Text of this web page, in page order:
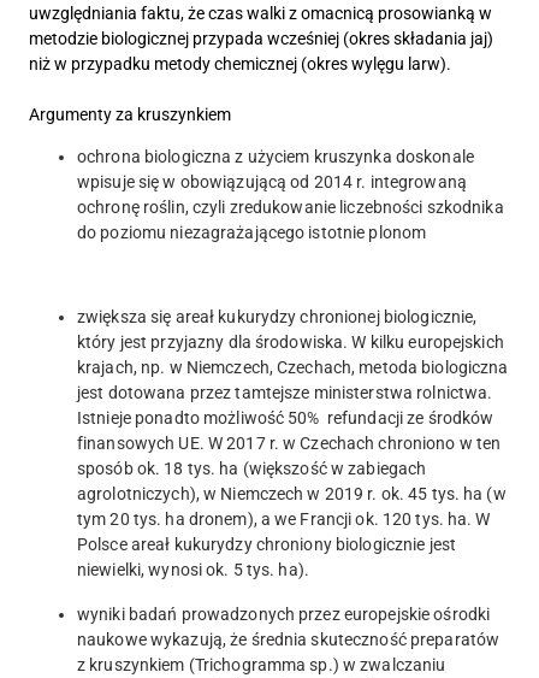
uwzględniania faktu, że czas walki z omacnicą prosowianką w
metodzie biologicznej przypada wcześniej (okres składania jaj)
niż w przypadku metody chemicznej (okres wylęgu larw).
Argumenty za kruszynkiem
ochrona biologiczna z użyciem kruszynka doskonale
wpisuje się w obowiązującą od 2014 r. integrowaną
ochronę roślin, czyli zredukowanie liczebności szkodnika
do poziomu niezagrażającego istotnie plonom
zwiększa się areał kukurydzy chronionej biologicznie,
który jest przyjazny dla środowiska. W kilku europejskich
krajach, np. w Niemczech, Czechach, metoda biologiczna
jest dotowana przez tamtejsze ministerstwa rolnictwa.
Istnieje ponadto możliwość 50% refundacji ze środków
finansowych UE. W 2017 r. w Czechach chroniono w ten
sposób ok. 18 tys. ha (większość w zabiegach
agrolotniczych), w Niemczech w 2019 r. ok. 45 tys. ha (w
tym 20 tys. ha dronem), a we Francji ok. 120 tys. ha. W
Polsce areał kukurydzy chroniony biologicznie jest
niewielki, wynosi ok. 5 tys. ha).
wyniki badań prowadzonych przez europejskie ośrodki
naukowe wykazują, że średnia skuteczność preparatów
z kruszynkiem (Trichogramma sp.) w zwalczaniu